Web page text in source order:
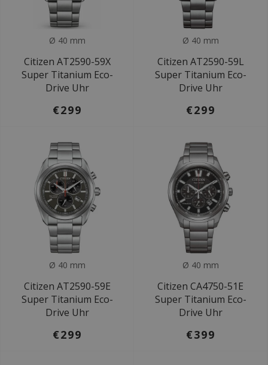
Ø 40 mm
Citizen AT2590-59X
Super Titanium Eco-
Drive Uhr
€299
Ø 40 mm
Citizen AT2590-59L
Super Titanium Eco-
Drive Uhr
€299
Ø 40 mm
Citizen AT2590-59E
Super Titanium Eco-
Drive Uhr
€299
Ø 40 mm
Citizen CA4750-51E
Super Titanium Eco-
Drive Uhr
€399